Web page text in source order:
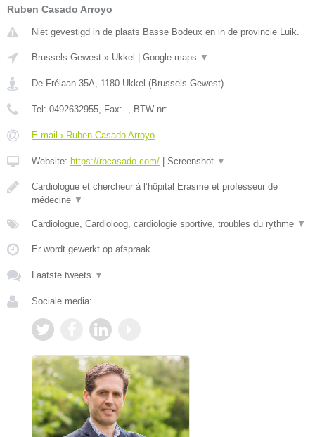
Ruben Casado Arroyo
Niet gevestigd in de plaats Basse Bodeux en in de provincie Luik.
Brussels-Gewest » Ukkel Google maps ▼
De Frélaan 35A, 1180 Ukkel (Brussels-Gewest)
Tel: 0492632955, Fax: -, BTW-nr: -
E-mail › Ruben Casado Arroyo
Website: https://rbcasado.com/ Screenshot ▼
Cardiologue et chercheur à l’hôpital Erasme et professeur de
médecine ▼
Cardiologue, Cardioloog, cardiologie sportive, troubles du rythme ▼
Er wordt gewerkt op afspraak.
Laatste tweets ▼
Sociale media: